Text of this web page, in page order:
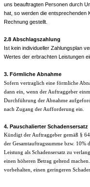
uns beauftragten Personen durch
hat, so werden die entsprechenden
Rechnung gestellt.
2.8 Abschlagszahlung
Ist kein individueller Zahlungsplan
Wertes der erbrachten Leistungen
3. Förmliche Abnahme
Sofern vertraglich eine förmliche
dann ein, wenn der Auftraggeber
Durchführung der Abnahme
nach Zugang der Aufforderung ein.
4. Pauschalierter Schadensersatz
Kündigt der Auftraggeber gemäß §
der Gesamtauftragssumme bzw.
Leistung als Schadensersatz zu
einen höheren Betrag geltend
vorbehalten, einen geringeren